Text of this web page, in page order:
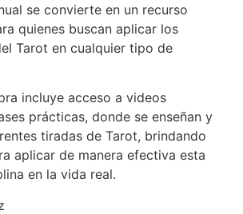
se convierte en un recurso
quienes buscan aplicar los
Tarot en cualquier tipo de
incluye acceso a videos
prácticas, donde se enseñan y
tiradas de Tarot, brindando
aplicar de manera efectiva esta
en la vida real.